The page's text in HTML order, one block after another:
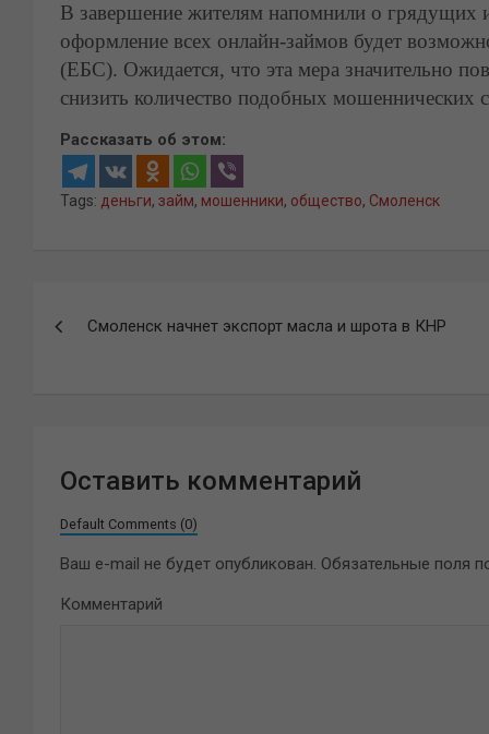
В завершение жителям напомнили о грядущих
оформление всех онлайн-займов будет
(ЕБС). Ожидается, что эта мера значительно
снизить количество подобных мошеннических
Рассказать об этом:
Tags: деньги, займ, мошенники, общество, Смоленск
Смоленск начнет экспорт масла и шрота в КНР
Оставить комментарий
Default Comments (0)
Ваш e-mail не будет опубликован. Обязательные поля
Комментарий